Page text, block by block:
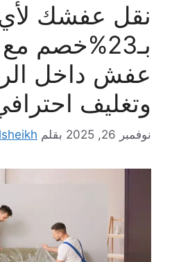
نقل عفشك
بـ23%خصم
عفش داخل
وتغليف
نوفمبر 26, 2025 بقلم